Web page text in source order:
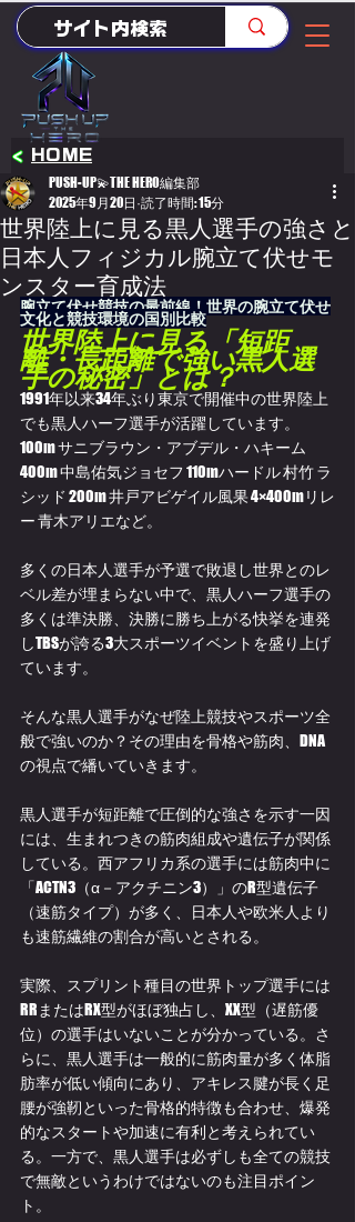
HOME
<
世界陸上に見る黒人選手の強さと
日本人フィジカル腕立て伏せモ
ンスター育成法
PUSH-UP💫THE HERO編集部
2025年9月20日 読了時間: 15分
腕立て伏せ競技の最前線！世界の腕立て伏せ
文化と競技環境の国別比較
世界陸上に見る「短距
離・長距離で強い黒人選
手の秘密」とは？
1991年以来34年ぶり東京で開催中の世界陸上
でも黒人ハーフ選手が活躍しています。
100m サニブラウン・アブデル・ハキーム
400m 中島佑気ジョセフ 110mハードル 村竹 ラ
シッド 200m 井戸アビゲイル風果 4×400mリレ
ー 青木アリエなど。
多くの日本人選手が予選で敗退し世界とのレ
ベル差が埋まらない中で、黒人ハーフ選手の
多くは準決勝、決勝に勝ち上がる快挙を連発
しTBSが誇る3大スポーツイベントを盛り上げ
ています。
そんな黒人選手がなぜ陸上競技やスポーツ全
般で強いのか？その理由を骨格や筋肉、DNA
の視点で繙いていきます。
黒人選手が短距離で圧倒的な強さを示す一因
には、生まれつきの筋肉組成や遺伝子が関係
している。西アフリカ系の選手には筋肉中に
「ACTN3（α－アクチニン3）」のR型遺伝子
（速筋タイプ）が多く、日本人や欧米人より
も速筋繊維の割合が高いとされる。
実際、スプリント種目の世界トップ選手には
RRまたはRX型がほぼ独占し、XX型（遅筋優
位）の選手はいないことが分かっている。さ
らに、黒人選手は一般的に筋肉量が多く体脂
肪率が低い傾向にあり、アキレス腱が長く足
腰が強靭といった骨格的特徴も合わせ、爆発
的なスタートや加速に有利と考えられてい
る。一方で、黒人選手は必ずしも全ての競技
で無敵というわけではないのも注目ポイン
ト。